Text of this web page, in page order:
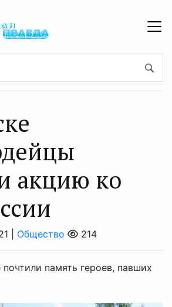
акцию ко
| Общество 214
память героев, павших